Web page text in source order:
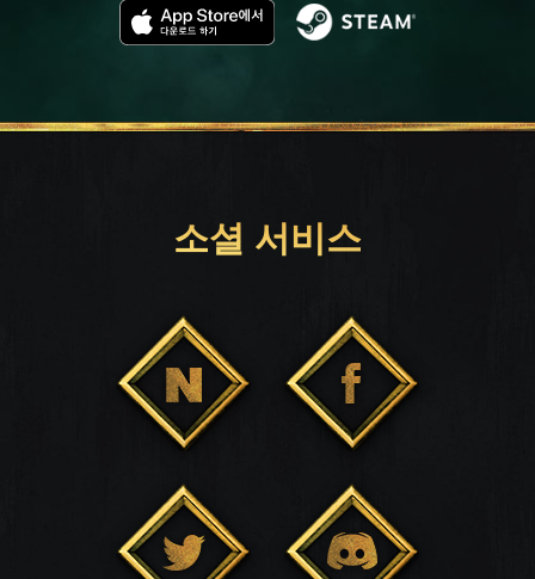
소셜 서비스